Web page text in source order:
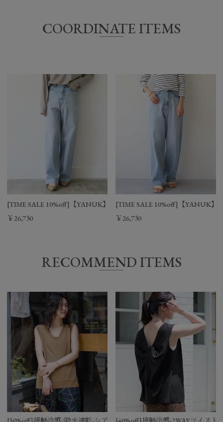
ウエスト ヒップ 股上 股下 ワタリ幅
61㎝ 95㎝
35.5
72㎝ 34㎝
106
COORDINATE ITEMS
[TIME SALE 10%off]【YANUK】ルーズストレートデニム-Joan Loose
￥26,730
[TIME SALE 10%off]【YANUK】
￥26,730
RECOMMEND ITEMS